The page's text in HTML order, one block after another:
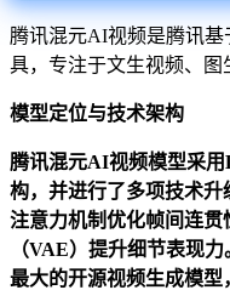
腾讯混元AI视频是腾讯
具，专注于文生视频、图
模型定位与技术架构
腾讯混元AI视频模型采用
构，并进行了多项技术
注意力机制优化帧间连
（VAE）提升细节表现
最大的开源视频生成模型